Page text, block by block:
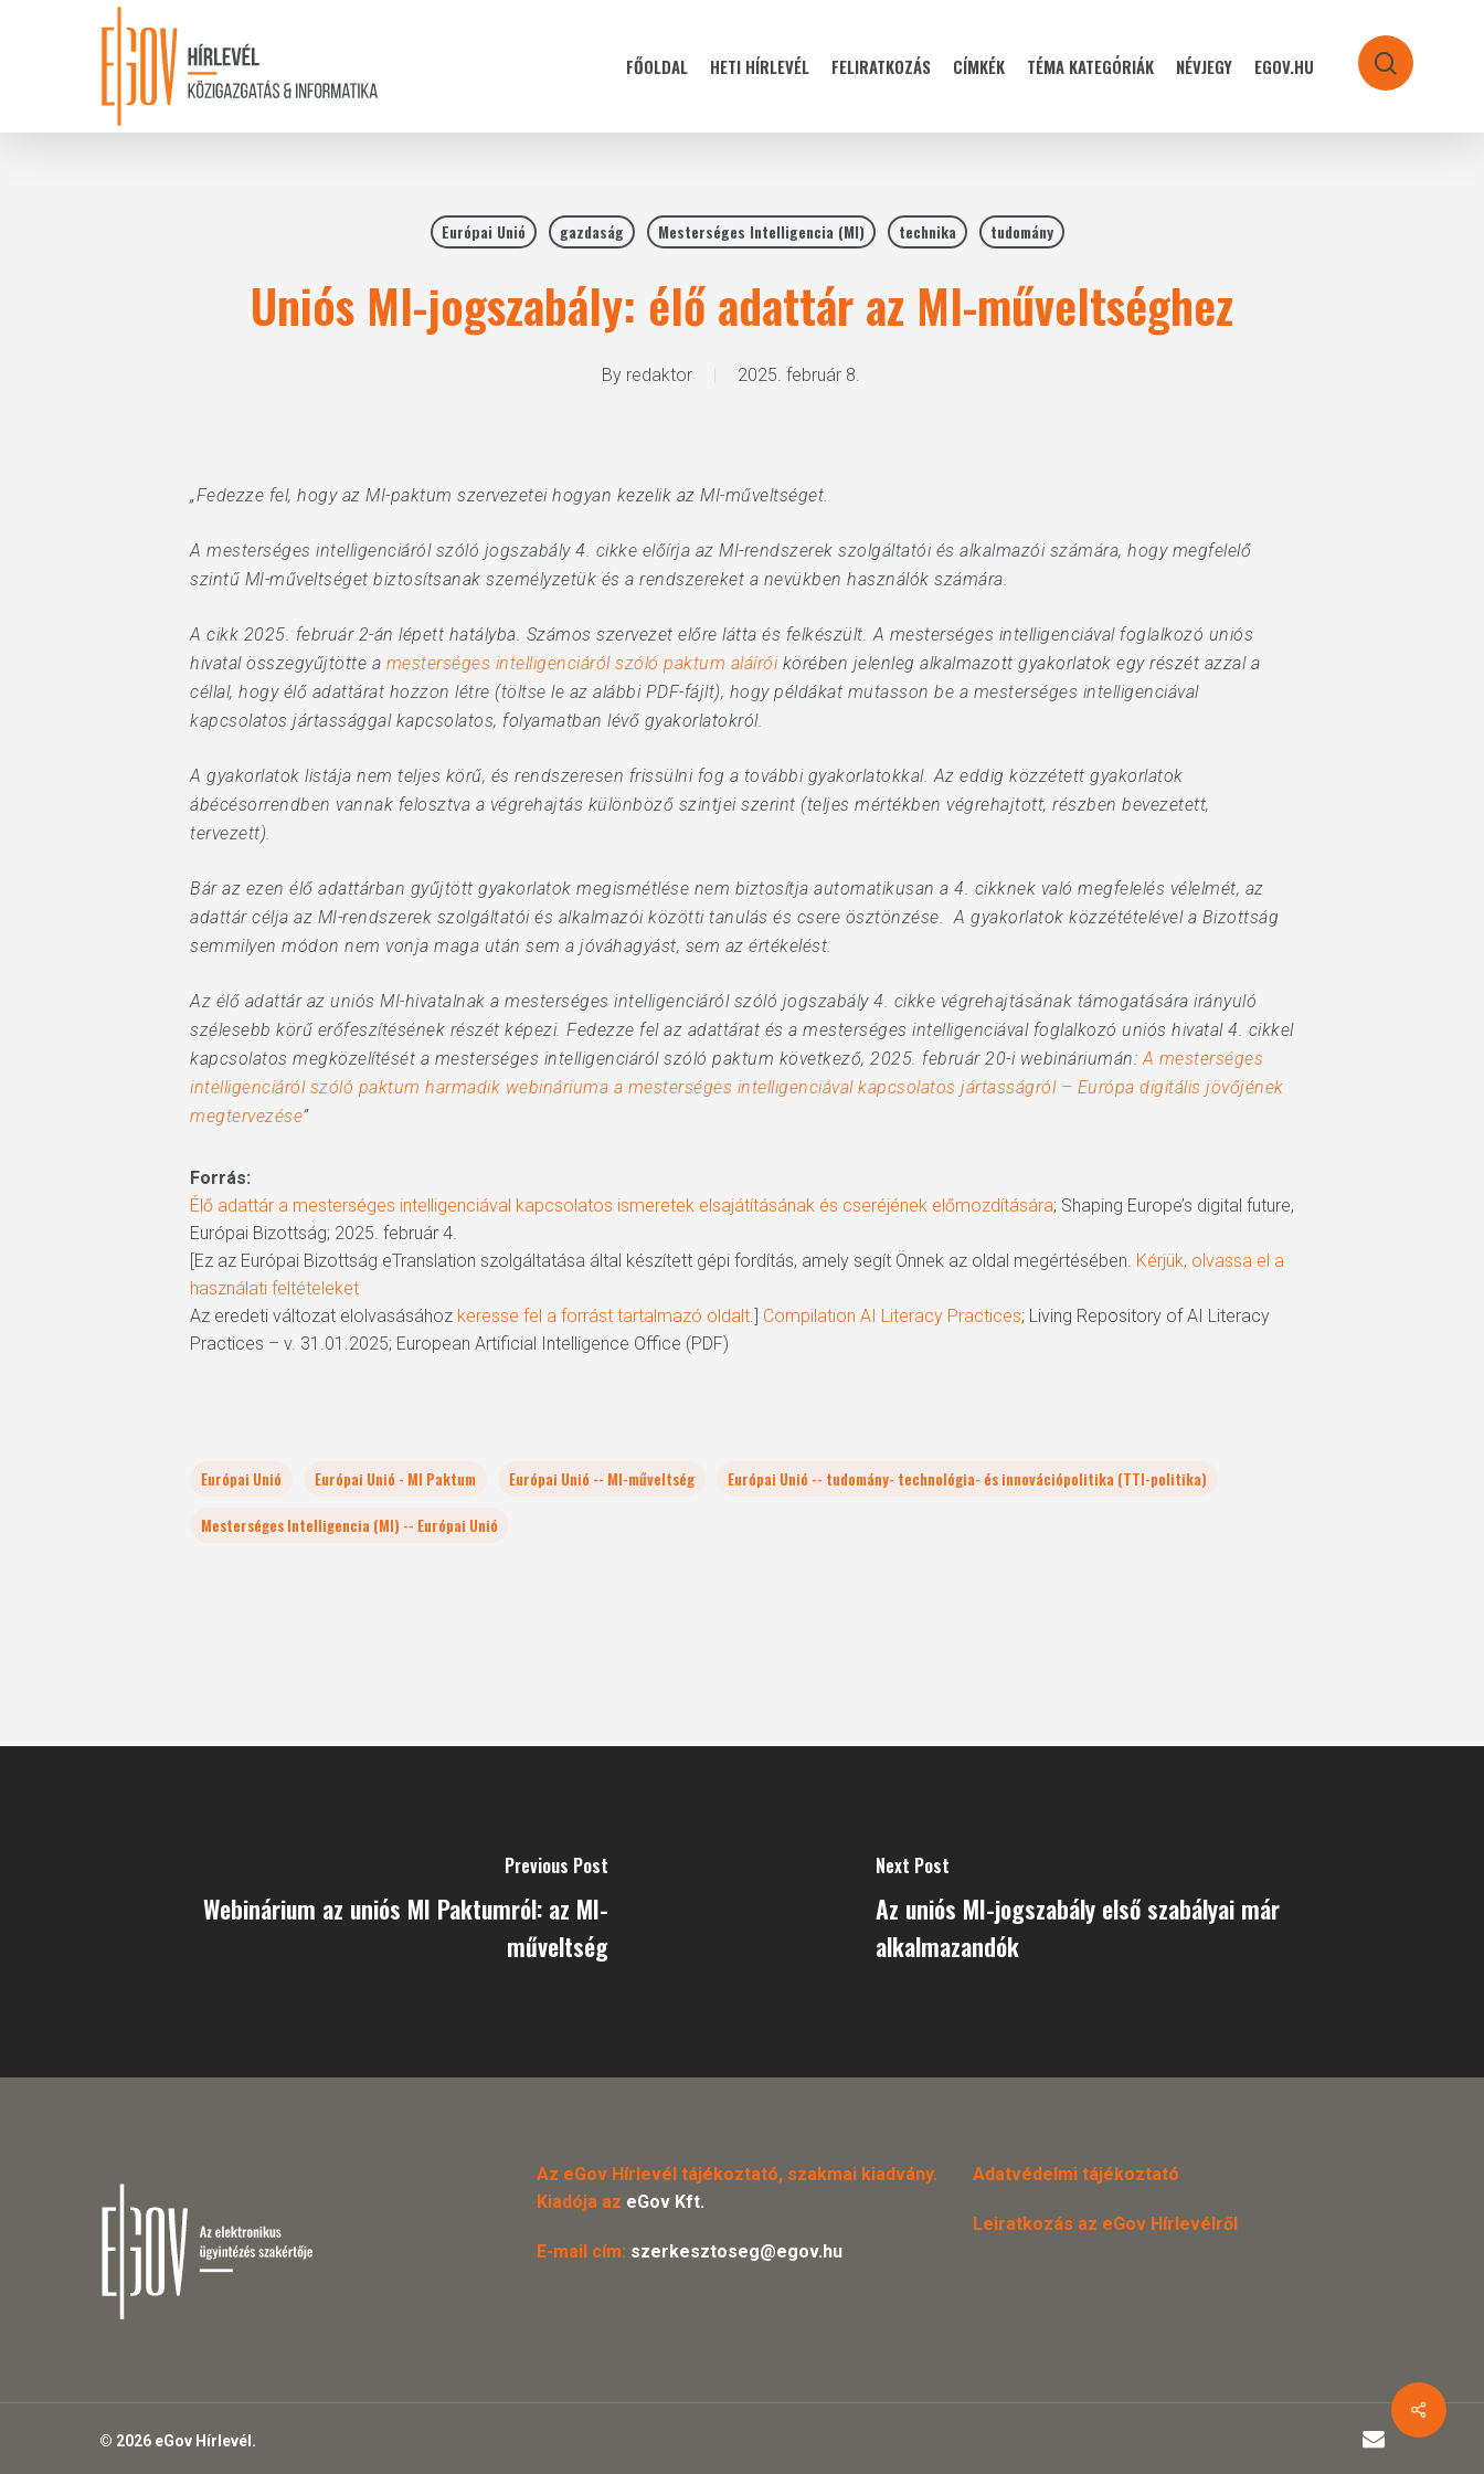
Hit enter to search or ESC to close
FŐOLDAL HETI HÍRLEVÉL FELIRATKOZÁS CÍMKÉK TÉMA KATEGÓRIÁK NÉVJEGY EGOV.HU search
Európai Unió gazdaság Mesterséges Intelligencia (MI) technika tudomány
Uniós MI-jogszabály: élő adattár az MI-műveltséghez
By redaktor 2025. február 8.
„Fedezze fel, hogy az MI-paktum szervezetei hogyan kezelik az MI-műveltséget.
A mesterséges intelligenciáról szóló jogszabály 4. cikke előírja az MI-rendszerek szolgáltatói és alkalmazói számára, hogy megfelelő
szintű MI-műveltséget biztosítsanak személyzetük és a rendszereket a nevükben használók számára.
A cikk 2025. február 2-án lépett hatályba. Számos szervezet előre látta és felkészült. A mesterséges intelligenciával foglalkozó uniós
hivatal összegyűjtötte a mesterséges intelligenciáról szóló paktum aláíróikörében jelenleg alkalmazott gyakorlatok egy részét azzal a
céllal, hogy élő adattárat hozzon létre (töltse le az alábbi PDF-fájlt), hogy példákat mutasson be a mesterséges intelligenciával
kapcsolatos jártassággal kapcsolatos, folyamatban lévő gyakorlatokról.
A gyakorlatok listája nem teljes körű, és rendszeresen frissülni fog a további gyakorlatokkal. Az eddig közzétett gyakorlatok
ábécésorrendben vannak felosztva a végrehajtás különböző szintjei szerint (teljes mértékben végrehajtott, részben bevezetett,
tervezett).
Bár az ezen élő adattárban gyűjtött gyakorlatok megismétlése nem biztosítja automatikusan a 4. cikknek való megfelelés vélelmét, az
adattár célja az MI-rendszerek szolgáltatói és alkalmazói közötti tanulás és csere ösztönzése. A gyakorlatok közzétételével a Bizottság
semmilyen módon nem vonja maga után sem a jóváhagyást, sem az értékelést.
Az élő adattár az uniós MI-hivatalnak a mesterséges intelligenciáról szóló jogszabály 4. cikke végrehajtásának támogatására irányuló
szélesebb körű erőfeszítésének részét képezi. Fedezze fel az adattárat és a mesterséges intelligenciával foglalkozó uniós hivatal 4. cikkel
kapcsolatos megközelítését a mesterséges intelligenciáról szóló paktum következő, 2025. február 20-i webináriumán:A mesterséges
intelligenciáról szóló paktum harmadik webináriuma a mesterséges intelligenciával kapcsolatos jártasságról – Európa digitális jövőjének
megtervezése”
Forrás:
Élő adattár a mesterséges intelligenciával kapcsolatos ismeretek elsajátításának és cseréjének előmozdítására; Shaping Europe’s digital future,
Európai Bizottság; 2025. február 4.
[Ez az Európai Bizottság eTranslation szolgáltatása által készített gépi fordítás, amely segít Önnek az oldal megértésében. Kérjük, olvassa el a
használati feltételeket
Az eredeti változat elolvasásához keresse fel a forrást tartalmazó oldalt.] Compilation AI Literacy Practices; Living Repository of AI Literacy
Practices – v. 31.01.2025; European Artificial Intelligence Office (PDF)
Európai Unió Európai Unió - MI Paktum Európai Unió -- MI-műveltség
Európai Unió -- tudomány- technológia- és innovációpolitika (TTI-politika)
Mesterséges Intelligencia (MI) -- Európai Unió
Previous Post
Webinárium az uniós MI Paktumról: az MI-
műveltség
Next Post
Az uniós MI-jogszabály első szabályai már
alkalmazandók
Az eGov Hírlevél tájékoztató, szakmai kiadvány.
Kiadója az eGov Kft.
E-mail cím: szerkesztoseg@egov.hu
Adatvédelmi tájékoztató
Leiratkozás az eGov Hírlevélről
© 2026 eGov Hírlevél. email